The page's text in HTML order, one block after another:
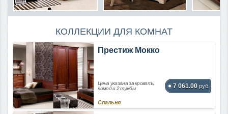
КОЛЛЕКЦИИ ДЛЯ КОМНАТ
Престиж Мокко
Цена указана за кровать,
комод и 2 тумбы
7 061.00 руб.
Спальня